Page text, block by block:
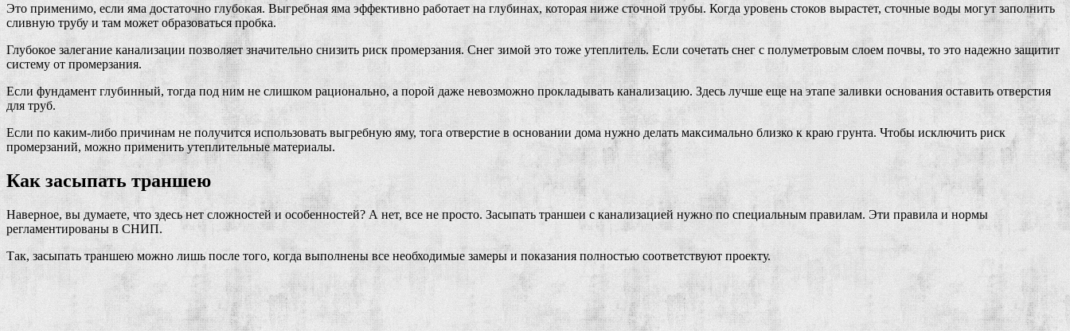
Это применимо, если яма достаточно глубокая. Выгребная яма эффективно работает на глубинах, которая ниже сточной трубы. Когда уровень стоков вырастет, сточные воды могут заполнить
сливную трубу и там может образоваться пробка.
Глубокое залегание канализации позволяет значительно снизить риск промерзания. Снег зимой это тоже утеплитель. Если сочетать снег с полуметровым слоем почвы, то это надежно защитит
систему от промерзания.
Если фундамент глубинный, тогда под ним не слишком рационально, а порой даже невозможно прокладывать канализацию. Здесь лучше еще на этапе заливки основания оставить отверстия
для труб.
Если по каким-либо причинам не получится использовать выгребную яму, тога отверстие в основании дома нужно делать максимально близко к краю грунта. Чтобы исключить риск
промерзаний, можно применить утеплительные материалы.
Как засыпать траншею
Наверное, вы думаете, что здесь нет сложностей и особенностей? А нет, все не просто. Засыпать траншеи с канализацией нужно по специальным правилам. Эти правила и нормы
регламентированы в СНИП.
Так, засыпать траншею можно лишь после того, когда выполнены все необходимые замеры и показания полностью соответствуют проекту.